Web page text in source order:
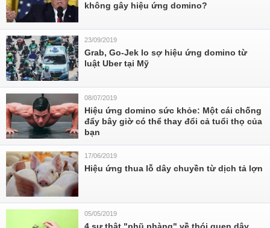
không gây hiệu ứng domino?
23/09/2019
Grab, Go-Jek lo sợ hiệu ứng domino từ
luật Uber tại Mỹ
08/07/2019
Hiệu ứng domino sức khỏe: Một cái chống
đẩy bây giờ có thể thay đổi cả tuổi thọ của
bạn
17/06/2019
Hiệu ứng thua lỗ dây chuyền từ dịch tả lợn
05/05/2019